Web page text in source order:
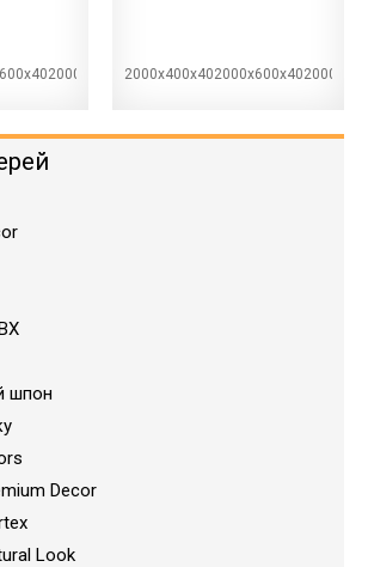
шпон
Decor
Look